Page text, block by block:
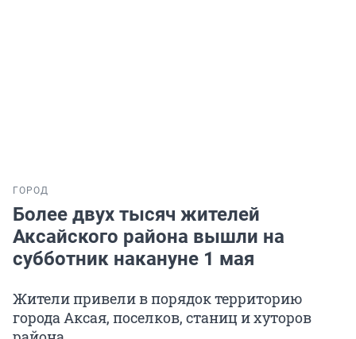
ГОРОД
Более двух тысяч жителей
Аксайского района вышли на
субботник накануне 1 мая
Жители привели в порядок территорию
города Аксая, поселков, станиц и хуторов